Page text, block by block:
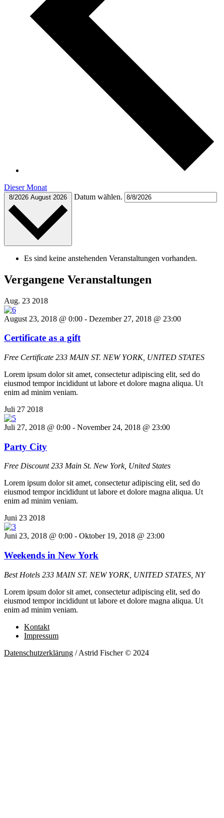
Dieser Monat
8/2026 August 2026 Datum wählen.
Es sind keine anstehenden Veranstaltungen vorhanden.
Vergangene Veranstaltungen
Aug. 23 2018
August 23, 2018 @ 0:00 - Dezember 27, 2018 @ 23:00
Certificate as a gift
Free Certificate 233 MAIN ST. NEW YORK, UNITED STATES
Lorem ipsum dolor sit amet, consectetur adipiscing elit, sed do
eiusmod tempor incididunt ut labore et dolore magna aliqua. Ut
enim ad minim veniam.
Juli 27 2018
Juli 27, 2018 @ 0:00 - November 24, 2018 @ 23:00
Party City
Free Discount233 Main St. New York, United States
Lorem ipsum dolor sit amet, consectetur adipiscing elit, sed do
eiusmod tempor incididunt ut labore et dolore magna aliqua. Ut
enim ad minim veniam.
Juni 23 2018
Juni 23, 2018 @ 0:00 - Oktober 19, 2018 @ 23:00
Weekends in New York
Best Hotels 233 MAIN ST. NEW YORK, UNITED STATES, NY
Lorem ipsum dolor sit amet, consectetur adipiscing elit, sed do
eiusmod tempor incididunt ut labore et dolore magna aliqua. Ut
enim ad minim veniam.
Kontakt
Impressum
Datenschutzerklärung / Astrid Fischer © 2024